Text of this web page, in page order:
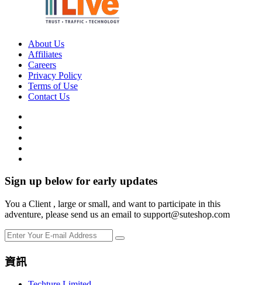
About Us
Affiliates
Careers
Privacy Policy
Terms of Use
Contact Us
Sign up below for early updates
You a Client , large or small, and want to participate in this
adventure, please send us an email to support@suteshop.com
資訊